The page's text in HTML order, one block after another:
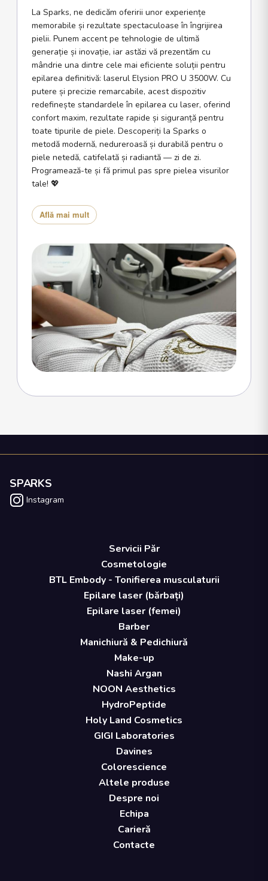
La Sparks, ne dedicăm oferirii unor experiențe
memorabile și rezultate spectaculoase în îngrijirea
pielii. Punem accent pe tehnologie de ultimă
generație și inovație, iar astăzi vă prezentăm cu
mândrie una dintre cele mai eficiente soluții pentru
epilarea definitivă: laserul Elysion PRO U 3500W. Cu
putere și precizie remarcabile, acest dispozitiv
redefinește standardele în epilarea cu laser, oferind
confort maxim, rezultate rapide și siguranță pentru
toate tipurile de piele. Descoperiți la Sparks o
metodă modernă, nedureroasă și durabilă pentru o
piele netedă, catifelată și radiantă — zi de zi.
Programează-te și fă primul pas spre pielea visurilor
tale! 💖
Află mai mult
SPARKS
Instagram
Servicii Păr
Cosmetologie
BTL Embody - Tonifierea musculaturii
Epilare laser (bărbați)
Epilare laser (femei)
Barber
Manichiură & Pedichiură
Make-up
Nashi Argan
NOON Aesthetics
HydroPeptide
Holy Land Cosmetics
GIGI Laboratories
Davines
Colorescience
Altele produse
Despre noi
Echipa
Carieră
Contacte